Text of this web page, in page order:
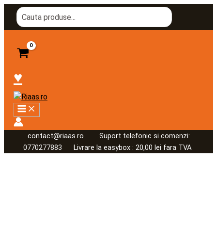
Skip
content
Search
for:
♥
contact@riaas.ro
Suport telefonic si comenzi:
0770277883 Livrare la easybox : 20,00 lei fara TVA
Cantitate
Pliant
prezentare
cosmetice
hoteliere